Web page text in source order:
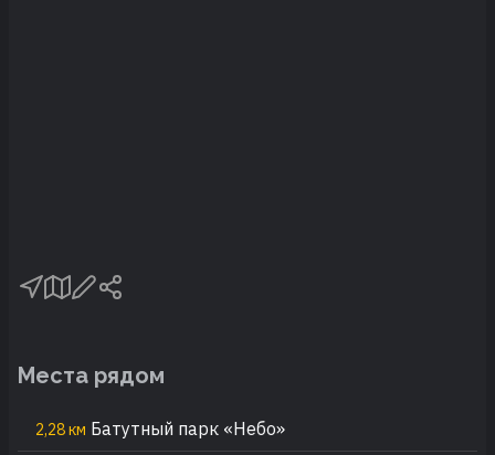
Места рядом
2,28 км Батутный парк «Небо»